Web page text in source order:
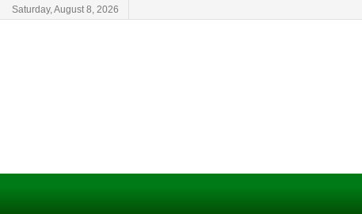
Saturday, August 8, 2026